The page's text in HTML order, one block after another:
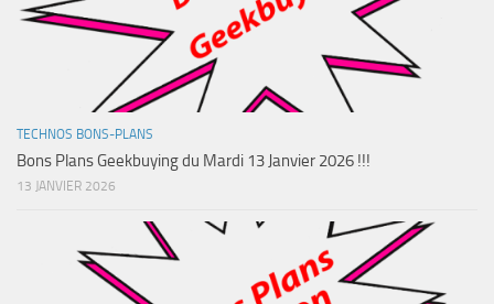
TECHNOS BONS-PLANS
Bons Plans Geekbuying du Mardi 13 Janvier 2026 !!!
13 JANVIER 2026